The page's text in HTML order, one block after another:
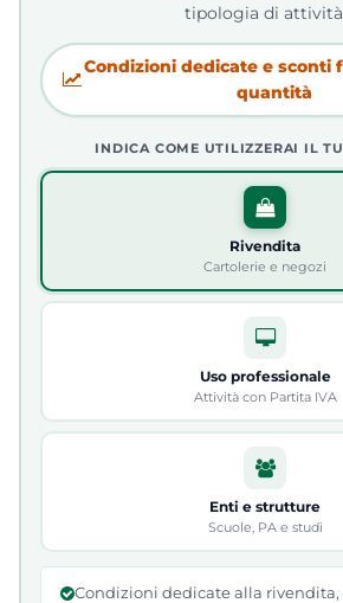
tipologia di
Condizioni dedicate e sconti
quantità
INDICA COME UTILIZZERAI IL
Rivendita
Cartolerie e negozi
Uso professionale
Attività con Partita IVA
Enti e strutture
Scuole, PA e studi
Condizioni dedicate alla rivendita,